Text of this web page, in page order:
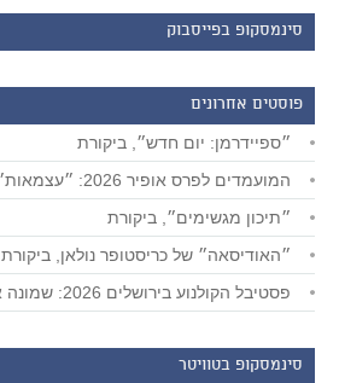
סינמסקופ בפייסבוק
פוסטים אחרונים
״ספיידרמן: יום חדש״, ביקורת
המועמדים לפרס אופיר 2026: ״עצמאות״ מוביל
״תיכון מגשימים״, ביקורת
״האודיסאה״ של כריסטופר נולאן, ביקורת
פסטיבל הקולנוע בירושלים 2026: שמונה או תשע המלצות
סינמסקופ בטוויטר